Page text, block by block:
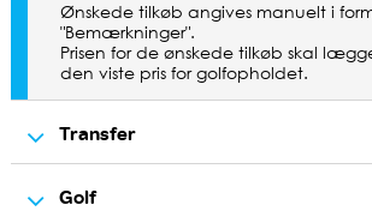
Ønskede tilkøb angives manuelt i
"Bemærkninger".
Prisen for de ønskede tilkøb skal
den viste pris for golfopholdet.
Transfer
Golf